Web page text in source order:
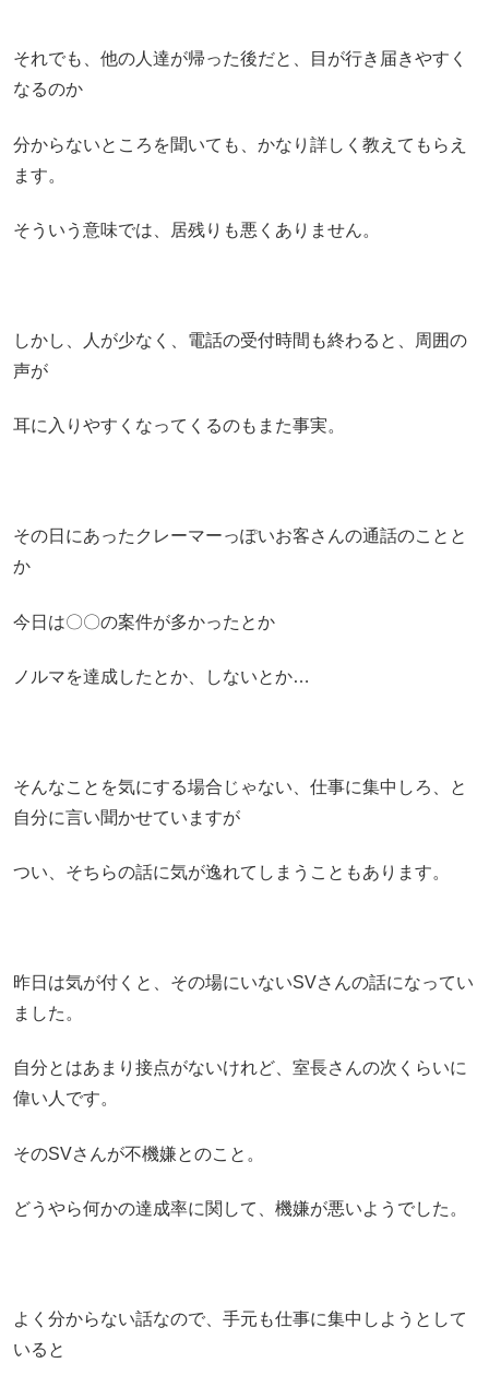
それでも、他の人達が帰った後だと、目が行き届きやすく
なるのか
分からないところを聞いても、かなり詳しく教えてもらえ
ます。
そういう意味では、居残りも悪くありません。
しかし、人が少なく、電話の受付時間も終わると、周囲の
声が
耳に入りやすくなってくるのもまた事実。
その日にあったクレーマーっぽいお客さんの通話のことと
か
今日は〇〇の案件が多かったとか
ノルマを達成したとか、しないとか…
そんなことを気にする場合じゃない、仕事に集中しろ、と
自分に言い聞かせていますが
つい、そちらの話に気が逸れてしまうこともあります。
昨日は気が付くと、その場にいないSVさんの話になってい
ました。
自分とはあまり接点がないけれど、室長さんの次くらいに
偉い人です。
そのSVさんが不機嫌とのこと。
どうやら何かの達成率に関して、機嫌が悪いようでした。
よく分からない話なので、手元も仕事に集中しようとして
いると